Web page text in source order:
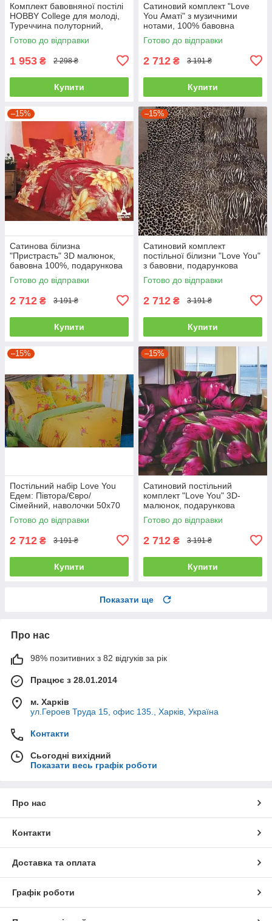
Комплект бавовняної постілі
HOBBY College для молоді,
Туреччина полуторний,
червоний
Готово до відправки
1 953 ₴ 2 298 ₴
Купити
Сатиновий комплект "Love
You Аматі" з музичними
нотами, 100% бавовна
полуторний
Готово до відправки
2 712 ₴ 3 191 ₴
Купити
–15%
Сатинова білизна
"Пристрасть" 3D малюнок,
бавовна 100%, подарункова
упаковка полуторний
Готово до відправки
2 712 ₴ 3 191 ₴
Купити
–15%
Сатиновий комплект
постільної білизни "Love You"
з бавовни, подарункова
упаковка полуторний
Готово до відправки
2 712 ₴ 3 191 ₴
Купити
–15%
Постільний набір Love You
Едем: Півтора/Євро/
Сімейний, наволочки 50x70
полуторний
Готово до відправки
2 712 ₴ 3 191 ₴
Купити
–15%
Сатиновий постільний
комплект "Love You" 3D-
малюнок, подарункова
упаковка полуторний
Готово до відправки
2 712 ₴ 3 191 ₴
Купити
Показати ще
Про нас
98% позитивних з 82 відгуків за рік
Працює з 28.01.2014
м. Харків
ул.Героев Труда 15, офис 135., Харків, Україна
Контакти
Сьогодні вихідний
Показати весь графік роботи
Про нас
Контакти
Доставка та оплата
Графік роботи